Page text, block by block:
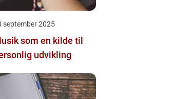
september 2025
som en kilde til
udvikling